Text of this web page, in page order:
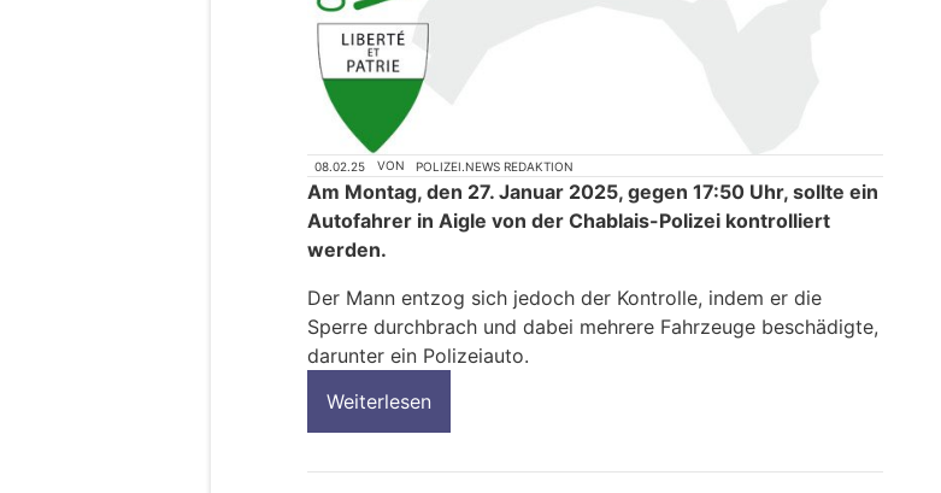
08.02.25 VON POLIZEI.NEWS REDAKTION
Am Montag, den 27. Januar 2025, gegen 17:50 Uhr, sollte ein
Autofahrer in Aigle von der Chablais-Polizei kontrolliert
werden.
Der Mann entzog sich jedoch der Kontrolle, indem er die
Sperre durchbrach und dabei mehrere Fahrzeuge beschädigte,
darunter ein Polizeiauto.
Weiterlesen